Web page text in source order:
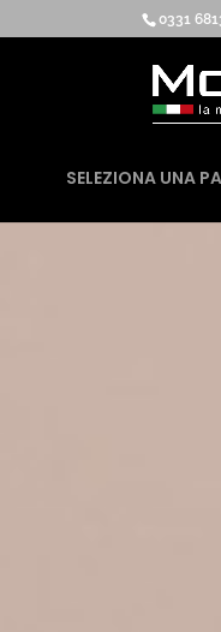
0331
SELEZIONA UNA